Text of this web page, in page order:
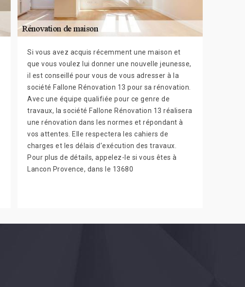
Si vous avez acquis récemment une maison et
que vous voulez lui donner une nouvelle jeunesse,
il est conseillé pour vous de vous adresser à la
société Fallone Rénovation 13 pour sa rénovation.
Avec une équipe qualifiée pour ce genre de
travaux, la société Fallone Rénovation 13 réalisera
une rénovation dans les normes et répondant à
vos attentes. Elle respectera les cahiers de
charges et les délais d’exécution des travaux.
Pour plus de détails, appelez-le si vous êtes à
Lancon Provence, dans le 13680